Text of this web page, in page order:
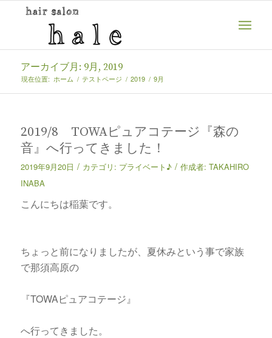
アーカイブ月: 9月, 2019
現在位置: ホーム / テストページ / 2019 / 9月
2019/8 TOWAピュアコテージ『森の
音』へ行ってきました！
2019年9月20日 / カテゴリ: プライベート♪ / 作成者: TAKAHIRO
INABA
こんにちは稲葉です。
ちょっと前になりましたが、夏休みという事で家族
で那須高原の
『TOWAピュアコテージ』
へ行ってきました。